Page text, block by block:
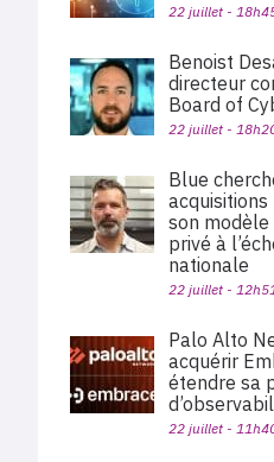
22 juillet -
Benoist
directeur
Board of
22 juillet -
Blue
son modèle
privé à
nationale
22 juillet -
Palo Alto
acquérir
étendre sa
22 juillet -